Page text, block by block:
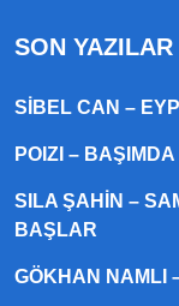
SON YAZILAR
SIBEL CAN –
POIZI –
SILA ŞAHIN –
BAŞLAR
GÖKHAN NAMLI